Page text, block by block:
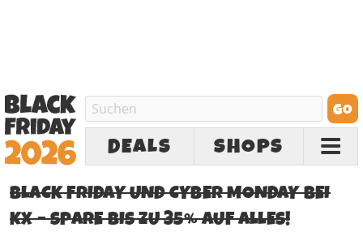
DEALS SHOPS
BLACK FRIDAY UND CYBER MONDAY BEI
KX – SPARE BIS ZU 35% AUF ALLES!